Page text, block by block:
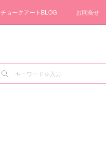
チョークアートBLOG お問合せ